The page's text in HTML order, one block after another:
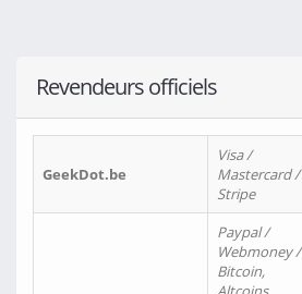
Revendeurs officiels
GeekDot.be
Visa /
Mastercard /
Stripe
Paypal /
Webmoney /
Bitcoin,